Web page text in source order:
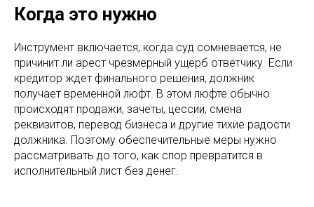
Когда это нужно
Инструмент включается, когда суд сомневается, не
причинит ли арест чрезмерный ущерб ответчику. Если
кредитор ждет финального решения, должник
получает временной люфт. В этом люфте обычно
происходят продажи, зачеты, цессии, смена
реквизитов, перевод бизнеса и другие тихие радости
должника. Поэтому обеспечительные меры нужно
рассматривать до того, как спор превратится в
исполнительный лист без денег.